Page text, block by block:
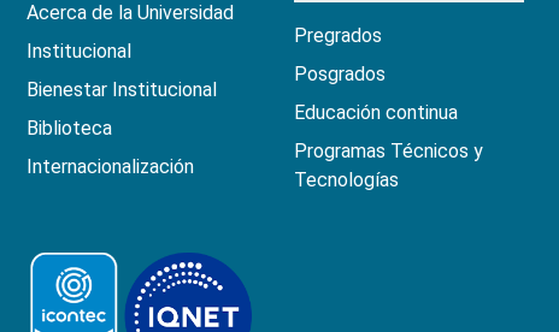
Acerca de la Universidad
Institucional
Bienestar Institucional
Biblioteca
Internacionalización
Pregrados
Posgrados
Educación continua
Programas Técnicos y
Tecnologías